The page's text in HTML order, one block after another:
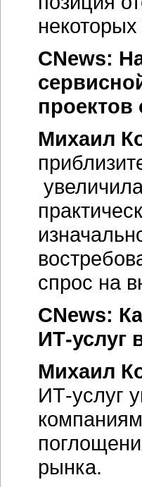
CNews:
проектов
Михаил
спрос на
CNews:
ИТ-услуг
Михаил
ИТ-услуг
рынка.